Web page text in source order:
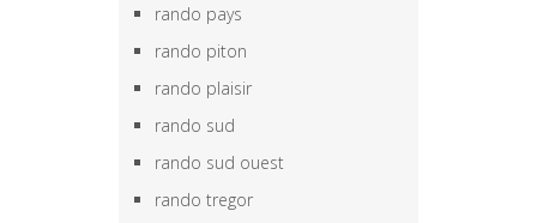
rando pays
rando piton
rando plaisir
rando sud
rando sud ouest
rando tregor